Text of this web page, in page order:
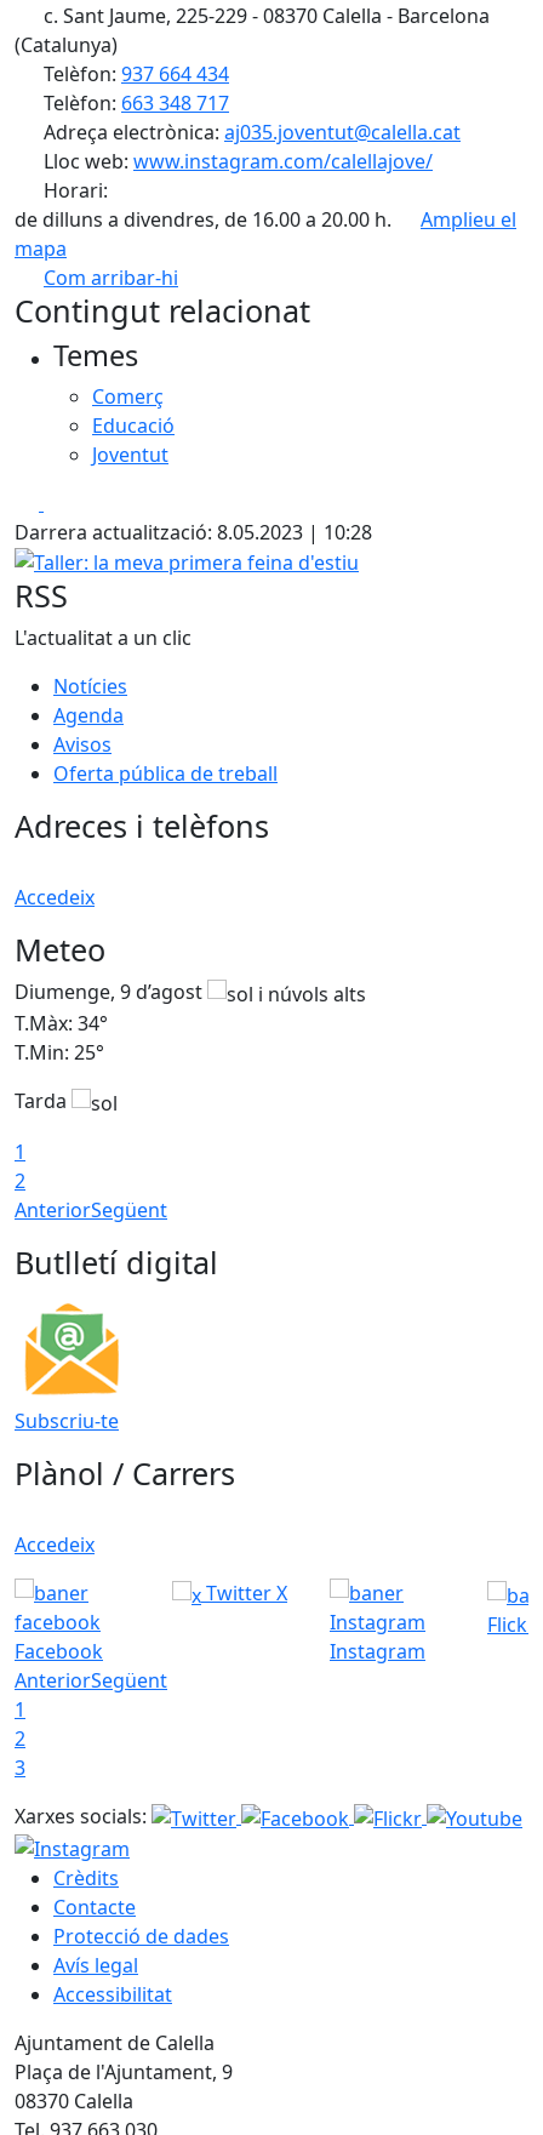
c. Sant Jaume, 225-229 - 08370 Calella - Barcelona
(Catalunya)
Telèfon: 937 664 434
Telèfon: 663 348 717
Adreça electrònica: aj035.joventut@calella.cat
Lloc web: www.instagram.com/calellajove/
Horari:
de dilluns a divendres, de 16.00 a 20.00 h.
Amplieu el
mapa
Com arribar-hi
+
Contingut relacionat
Temes
Comerç
Educació
Joventut
Darrera actualització: 8.05.2023 | 10:28
Taller: la meva primera feina d'estiu
RSS
L'actualitat a un clic
Notícies
Agenda
Avisos
Oferta pública de treball
Adreces i telèfons
Accedeix
Meteo
Diumenge, 9 d’agost
T.Màx: 34°
T.Min: 25°
Tarda
1
2
AnteriorSegüent
Butlletí digital
Subscriu-te
Plànol / Carrers
Accedeix
Facebook
Twitter X
Instagram
Flickr
AnteriorSegüent
1
2
3
Xarxes socials:
Crèdits
Contacte
Protecció de dades
Avís legal
Accessibilitat
Ajuntament de Calella
Plaça de l'Ajuntament, 9
08370 Calella